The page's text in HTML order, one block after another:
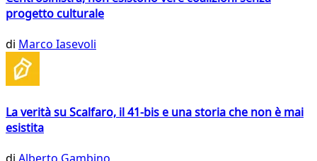
progetto culturale
di Marco Iasevoli
La verità su Scalfaro, il 41-bis e una storia che non è mai
esistita